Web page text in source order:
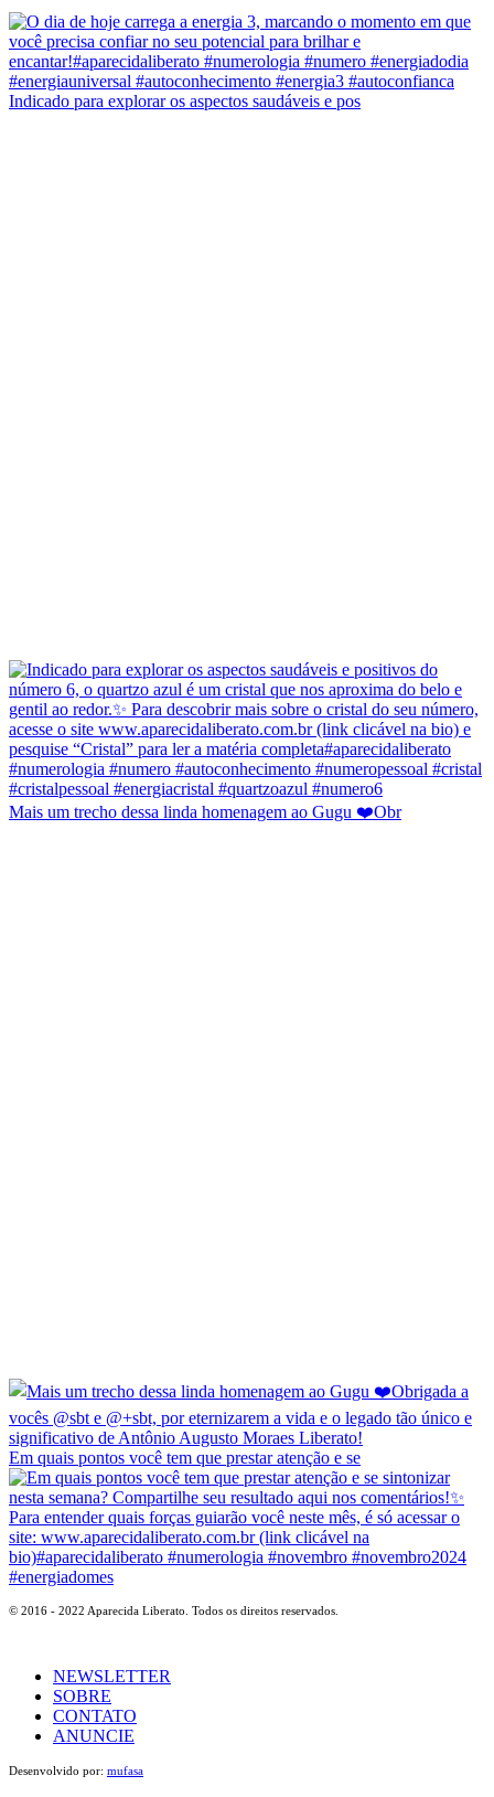
Indicado para explorar os aspectos saudáveis e pos
Mais um trecho dessa linda homenagem ao Gugu ❤️Obr
Em quais pontos você tem que prestar atenção e se
© 2016 - 2022 Aparecida Liberato. Todos os direitos reservados.
NEWSLETTER
SOBRE
CONTATO
ANUNCIE
Desenvolvido por: mufasa